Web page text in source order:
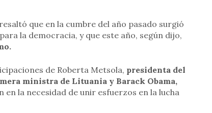
que en la cumbre del año pasado surgió
la democracia, y que este año, según dijo,
de Roberta Metsola, presidenta del
ministra de Lituania y Barack Obama,
en la necesidad de unir esfuerzos en la lucha